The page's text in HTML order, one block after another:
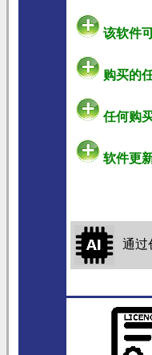
该软件
购买的
任何购
软件更
通过